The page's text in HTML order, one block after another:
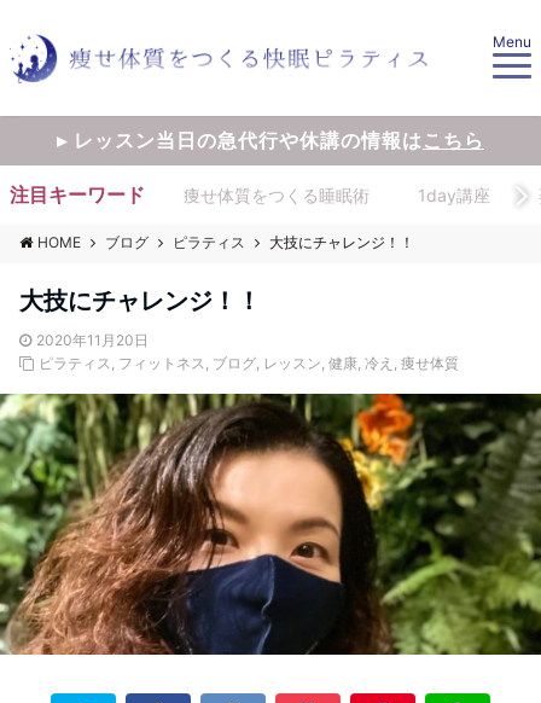
Menu
▸ レッスン当日の急代行や休講の情報はこちら
注目キーワード 痩せ体質をつくる睡眠術 1day講座
HOME ブログ ピラティス 大技にチャレンジ！！
大技にチャレンジ！！
2020年11月20日
ピラティス, フィットネス, ブログ, レッスン, 健康, 冷え , 痩せ体質